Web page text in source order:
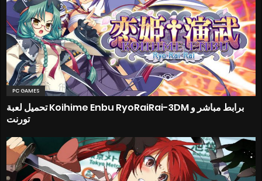
PC GAMES
تحميل لعبة Koihime Enbu RyoRaiRai-3DM برابط مباشر و
تورنت